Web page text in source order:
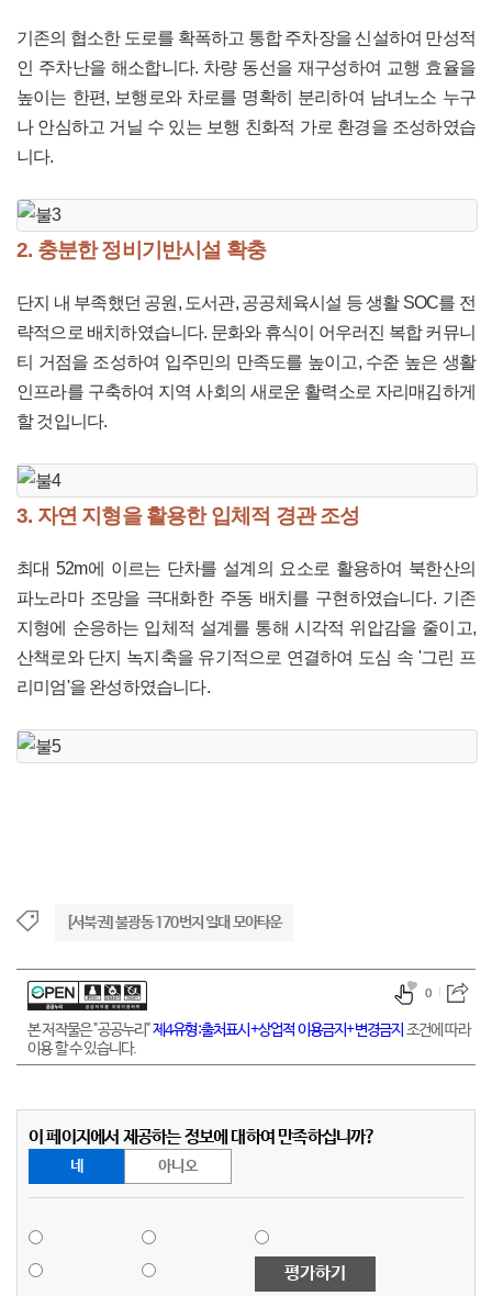
기존의 협소한 도로를 확폭하고 통합 주차장을 신설하여 만성적
인 주차난을 해소합니다. 차량 동선을 재구성하여 교행 효율을
높이는 한편, 보행로와 차로를 명확히 분리하여 남녀노소 누구
나 안심하고 거닐 수 있는 보행 친화적 가로 환경을 조성하였습
니다.
2. 충분한 정비기반시설 확충
단지 내 부족했던 공원, 도서관, 공공체육시설 등 생활 SOC를 전
략적으로 배치하였습니다. 문화와 휴식이 어우러진 복합 커뮤니
티 거점을 조성하여 입주민의 만족도를 높이고, 수준 높은 생활
인프라를 구축하여 지역 사회의 새로운 활력소로 자리매김하게
할 것입니다.
3. 자연 지형을 활용한 입체적 경관 조성
최대 52m에 이르는 단차를 설계의 요소로 활용하여 북한산의
파노라마 조망을 극대화한 주동 배치를 구현하였습니다. 기존
지형에 순응하는 입체적 설계를 통해 시각적 위압감을 줄이고,
산책로와 단지 녹지축을 유기적으로 연결하여 도심 속 '그린 프
리미엄'을 완성하였습니다.
[서북권] 불광동 170번지 일대 모아타운
본 저작물은 "공공누리"제4유형:출처표시+상업적 이용금지+변경금지 조건에 따라
이용 할 수 있습니다.
0
이 페이지에서 제공하는 정보에 대하여 만족하십니까?
네 아니오
평가하기